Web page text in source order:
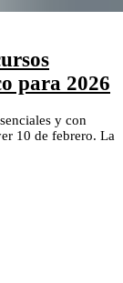
para 2026
y con
10 de febrero. La